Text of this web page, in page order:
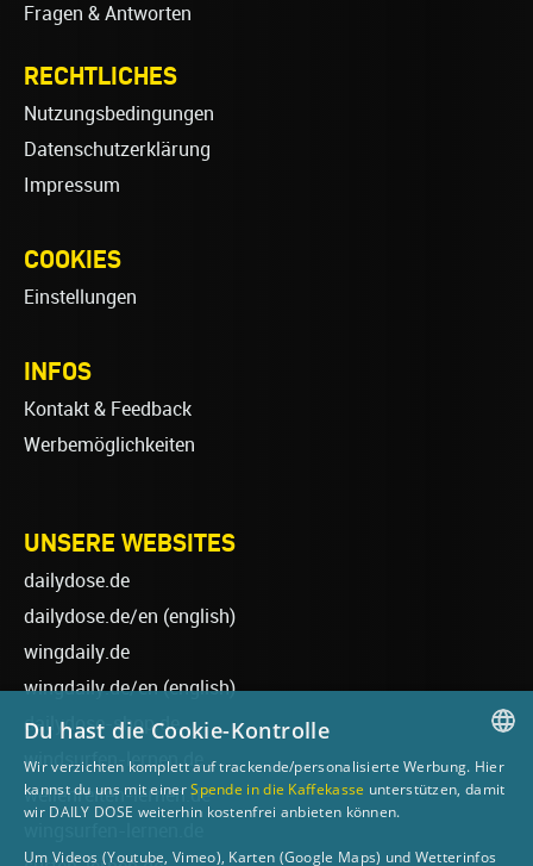
Fragen & Antworten
RECHTLICHES
Nutzungsbedingungen
Datenschutzerklärung
Impressum
COOKIES
Einstellungen
INFOS
Kontakt & Feedback
Werbemöglichkeiten
UNSERE WEBSITES
dailydose.de
dailydose.de/en (english)
wingdaily.de
wingdaily.de/en(english)
dailydose-shop.de
windsurfen-lernen.de
wellenreiten-lernen.de
GERMAN
Du hast die Cookie-Kontrolle
Wir verzichten komplett auf trackende/personalisierte Werbung. Hier
kannst du uns mit einerSpende in die Kaffekasse unterstützen, damit
wir DAILY DOSE weiterhin kostenfrei anbieten können.
Um Videos (Youtube, Vimeo), Karten (Google Maps) und Wetterinfos